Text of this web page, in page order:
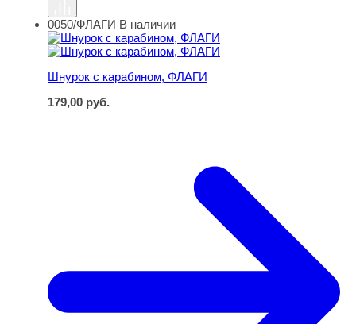
Шнурок с карабином, ФЛАГИ
0050/ФЛАГИ В наличии
Шнурок с карабином, ФЛАГИ
179,00 руб.